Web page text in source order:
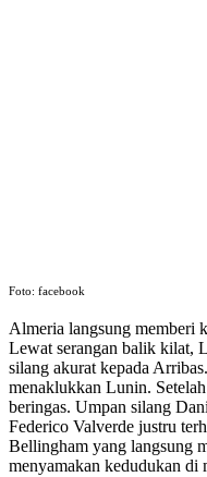
Foto: facebook
Almeria langsung memberi
Lewat serangan balik kilat,
silang akurat kepada
menaklukkan Lunin.
beringas. Umpan silang
Federico Valverde justru
Bellingham yang langsung
menyamakan kedudukan di